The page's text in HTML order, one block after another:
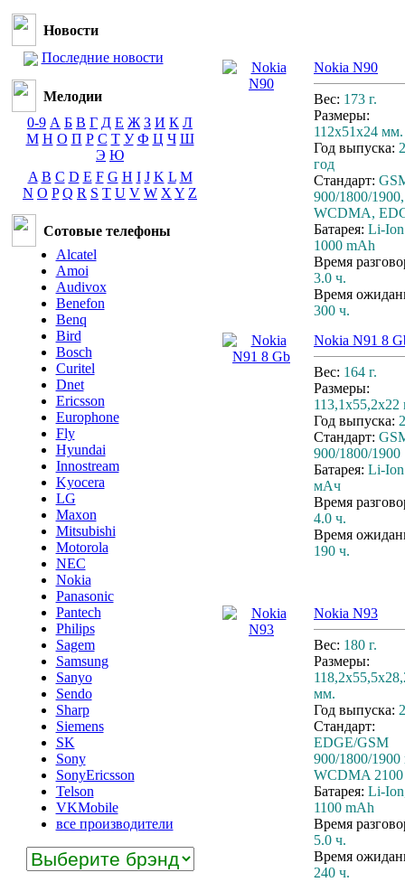
Новости
Последние новости
Мелодии
0-9 А Б В Г Д Е Ж З И К Л
М Н О П Р С Т У Ф Ц Ч Ш
Э Ю
A B C D E F G H I J K L M
N O P Q R S T U V W X Y Z
Сотовые телефоны
Alcatel
Amoi
Audivox
Benefon
Benq
Bird
Bosch
Curitel
Dnet
Ericsson
Europhone
Fly
Hyundai
Innostream
Kyocera
LG
Maxon
Mitsubishi
Motorola
NEC
Nokia
Panasonic
Pantech
Philips
Sagem
Samsung
Sanyo
Sendo
Sharp
Siemens
SK
Sony
SonyEricsson
Telson
VKMobile
все производители
Nokia N90
Вес: 173 г.
Размеры:
112x51x24 мм.
Год выпуска:
год
Стандарт:
900/1800/1900,
WCDMA,
Батарея: Li-Ion
1000 mAh
Время
3.0 ч.
Время
300 ч.
Nokia N91 8
Вес: 164 г.
Размеры:
Год выпуска:
Стандарт:
900/1800/1900
Батарея: Li-
мАч
Время
4.0 ч.
Время
190 ч.
Nokia N93
Вес: 180 г.
Размеры:
мм.
Год выпуска:
Стандарт:
EDGE/GSM
900/1800/1900
WCDMA 2100
Батарея: Li-
1100 mAh
Время
5.0 ч.
Время
240 ч.